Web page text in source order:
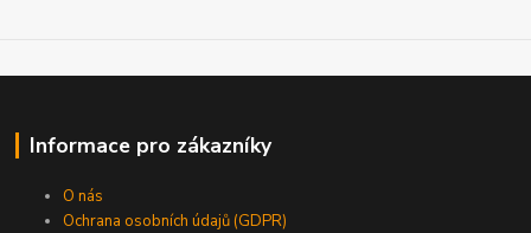
Informace pro zákazníky
O nás
Ochrana osobních údajů (GDPR)